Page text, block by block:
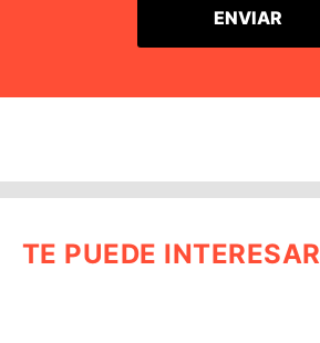
TE PUEDE INTERESAR